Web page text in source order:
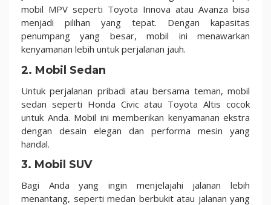
mobil MPV seperti Toyota Innova atau Avanza bisa
menjadi pilihan yang tepat. Dengan kapasitas
penumpang yang besar, mobil ini menawarkan
kenyamanan lebih untuk perjalanan jauh.
2. Mobil Sedan
Untuk perjalanan pribadi atau bersama teman, mobil
sedan seperti Honda Civic atau Toyota Altis cocok
untuk Anda. Mobil ini memberikan kenyamanan ekstra
dengan desain elegan dan performa mesin yang
handal.
3. Mobil SUV
Bagi Anda yang ingin menjelajahi jalanan lebih
menantang, seperti medan berbukit atau jalanan yang